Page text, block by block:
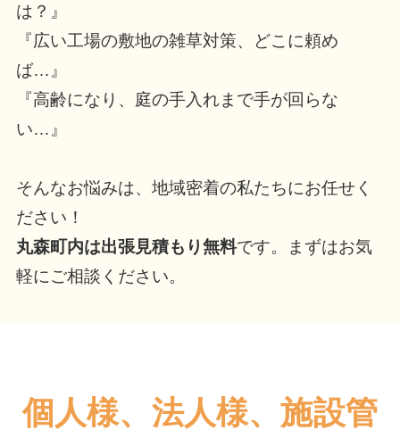
は？』
『広い工場の敷地の雑草対策、どこに頼め
ば…』
『高齢になり、庭の手入れまで手が回らな
い…』
そんなお悩みは、地域密着の私たちにお任せく
ださい！
丸森町内は出張見積もり無料です。まずはお気
軽にご相談ください。
個人様、法人様、施設管